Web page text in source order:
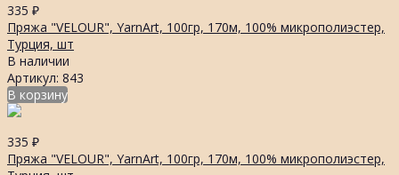
335 ₽
Пряжа "VELOUR", YarnArt, 100гр, 170м, 100% микрополиэстер,
Турция, шт
В наличии
Артикул: 843
В корзину
335 ₽
Пряжа "VELOUR", YarnArt, 100гр, 170м, 100% микрополиэстер,